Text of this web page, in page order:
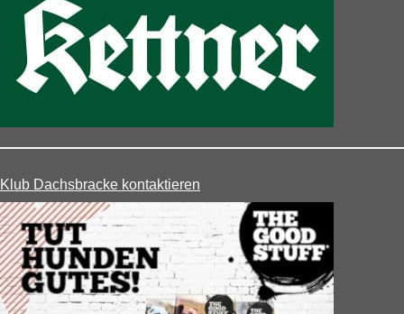
Klub Dachsbracke kontaktieren